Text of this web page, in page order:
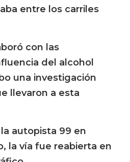
entre los carriles
con las
del alcohol
una investigación
llevaron a esta
autopista 99 en
la vía fue reabierta en